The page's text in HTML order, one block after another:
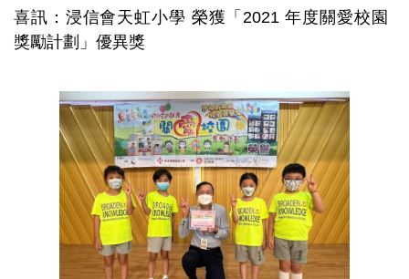
喜訊：浸信會天虹小學 榮獲「2021 年度關愛校園
獎勵計劃」優異獎